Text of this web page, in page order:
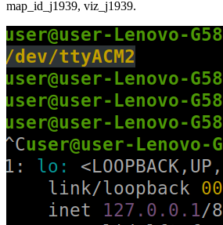
map_id_j1939, viz_j1939.